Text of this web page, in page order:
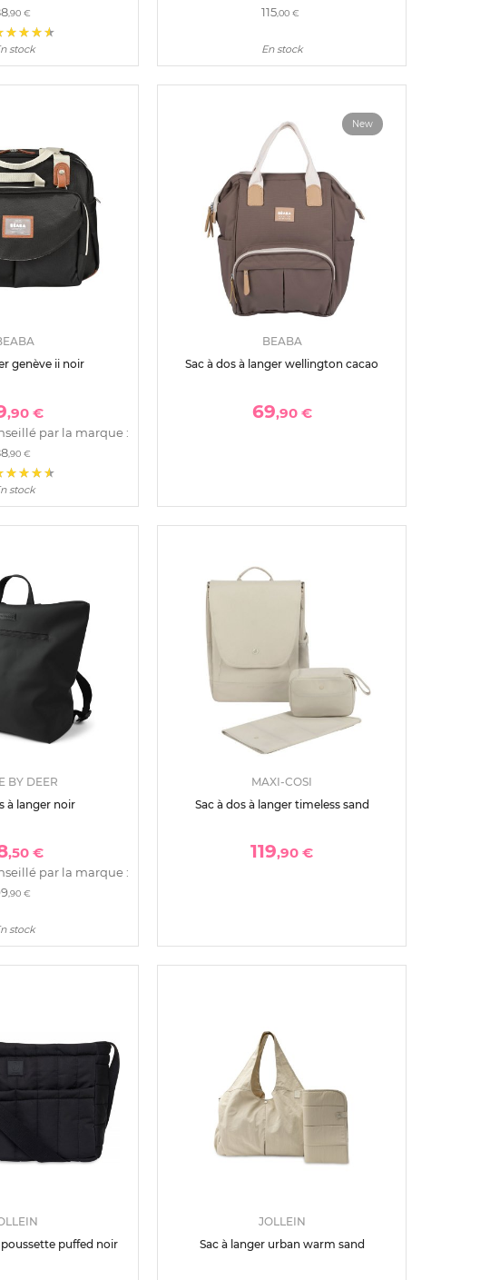
,90 €
stock
115,00 €
En stock
genève ii noir
,90 €
par la marque :
,90 €
stock
New
BEABA
Sac à dos à langer wellington cacao
69,90 €
BY DEER
à langer noir
,50 €
par la marque :
,90 €
stock
MAXI-COSI
Sac à dos à langer timeless sand
119,90 €
puffed noir
JOLLEIN
Sac à langer urban warm sand